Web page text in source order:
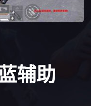
辅助